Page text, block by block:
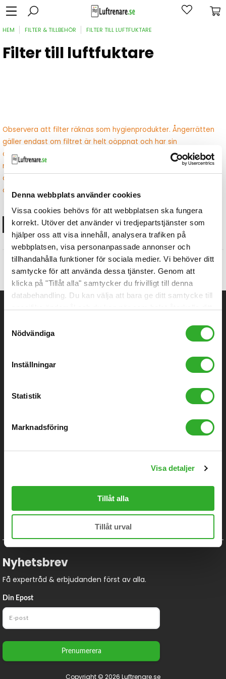
Denna webbplats använder cookies
Vissa cookies behövs för att webbplatsen ska fungera
korrekt. Utöver det använder vi tredjepartstjänster som
hjälper oss att visa innehåll, analysera trafiken på
webbplatsen, visa personanpassade annonser och
tillhandahålla funktioner för sociala medier. Vi behöver ditt
samtycke för att använda dessa tjänster. Genom att
klicka på "Tillåt alla" samtycker du frivilligt till denna
databehandling. Du kan välja att bara ge ditt samtycke till
Nödvändiga
Inställningar
Statistik
Marknadsföring
Visa detaljer
Tillåt alla
Tillåt urval
HEM FILTER & TILLBEHÖR FILTER TILL LUFTFUKTARE
Filter till luftfuktare
Observera att filter räknas som hygienprodukter. Ångerrätten
gäller endast om filtret är helt oöppnat och har sin
originalförsegling intakt. Om förseglingen brutits eller filtret har
monterats eller använts kan det inte returneras. Om du är
osäker på vilket filter som passar till din luftfuktare, kontakta
oss innan köp.
Visa filtrering...
Det finns inga produkter att visa i denna kategori just
nu.
Kontakt
Värmlands-Säby Gård 1
Följ oss!
Nyhetsbrev
Få expertråd & erbjudanden först av alla.
Din Epost
Prenumerera
Copyright © 2026 Luftrenare.se